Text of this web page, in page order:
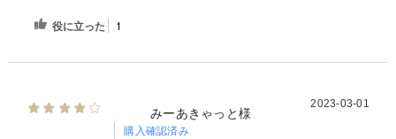
役に立った 1
みーあきゃっと様
購入確認済み
2023-03-01